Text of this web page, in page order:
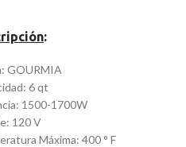
:
GOURMIA
6 qt
1500-1700W
120 V
Máxima: 400 ° F